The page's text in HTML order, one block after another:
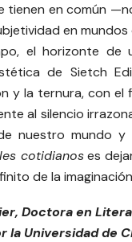
tienen en común
en
el horizonte de
de Sietch
y la ternura, con
al silencio
nuestro mundo
cotidianoses
de la
Doctora en
la Universidad de